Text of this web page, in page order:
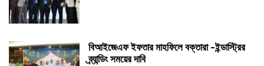
বিআইজেএফ ইফতার মাহফিলে বক্তারা -ইন্ডাস্ট্রির
ব্র্যান্ডিং সময়ের দাবি